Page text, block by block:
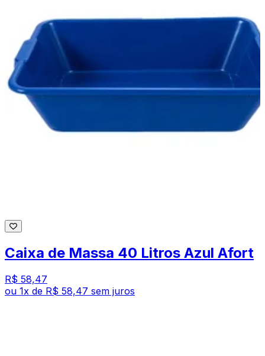
Caixa de Massa 40 Litros Azul Afort
R$ 58,47
ou 1x de R$ 58,47 sem juros